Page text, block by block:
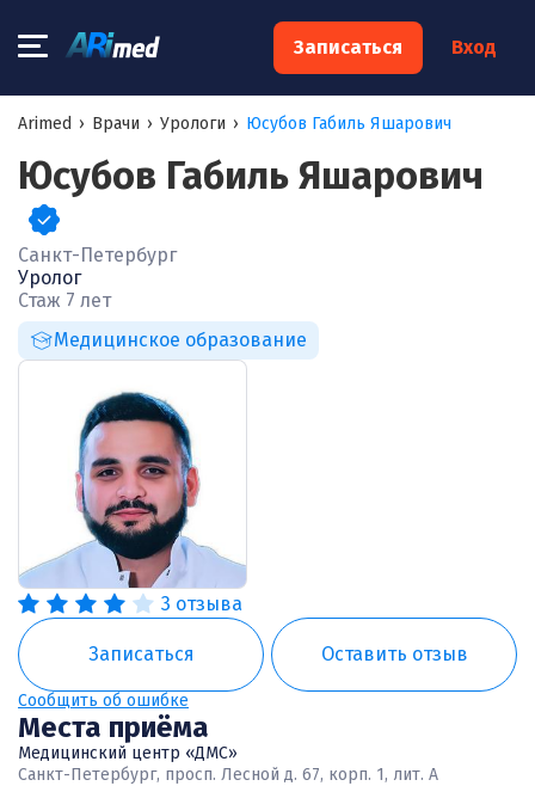
Записаться Вход
Arimed › Врачи › Урологи › Юсубов Габиль Яшарович
Медицинское образование
Юсубов Габиль Яшарович
Санкт-Петербург
Уролог
Стаж 7 лет
3 отзыва
Записаться Оставить отзыв
Сообщить об ошибке
Места приёма
Медицинский центр «ДМС»
Санкт-Петербург, просп. Лесной д. 67, корп. 1, лит. А
×
Запишитесь на консультацию к
Ваше имя:*
Ваш телефон:*
Я согласен на